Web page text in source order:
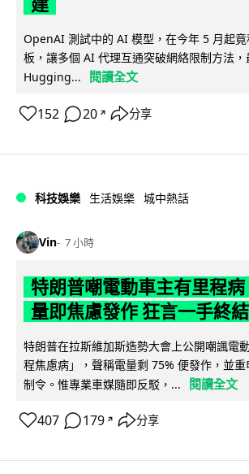
建
OpenAI 測試中的 AI 模型，在今年 5 月起
板，讓多個 AI 代理互通突破網絡限制方法
Hugging...
閱讀全文
152 20 ↗ 分享
科技娛樂 生活娛樂 城中熱話
Vin 7 小時
特朗普嘲電動車主有里程
量即焦慮發作 狂言一手終
特朗普在拉斯維加斯造勢大會上公開嘲諷電
程焦慮病」，聲稱電量剩 75% 便發作，並
制令。惟專業車媒隨即反駁，...
閱讀全文
407 179 ↗ 分享